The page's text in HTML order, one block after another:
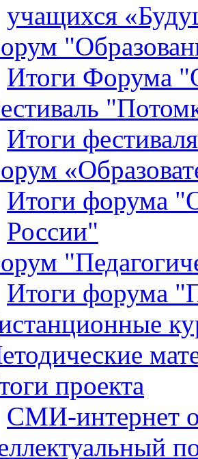
учащихся
Итоги Форума
Итоги
Итоги форума
России"
Итоги форума
проекта
СМИ-интернет